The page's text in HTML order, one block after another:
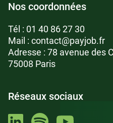
Nos coordonnées
Tél : 01 40 86 27 30
Mail : contact@payjob.fr
Adresse : 78 avenue des
75008 Paris
Réseaux sociaux